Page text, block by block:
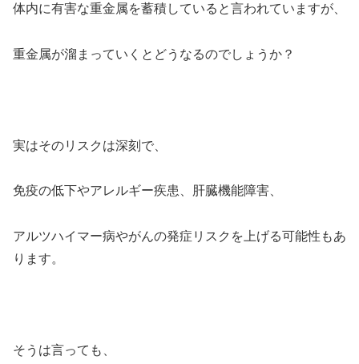
体内に有害な重金属を蓄積していると言われていますが、
重金属が溜まっていくとどうなるのでしょうか？
実はそのリスクは深刻で、
免疫の低下やアレルギー疾患、肝臓機能障害、
アルツハイマー病やがんの発症リスクを上げる可能性もあ
ります。
そうは言っても、